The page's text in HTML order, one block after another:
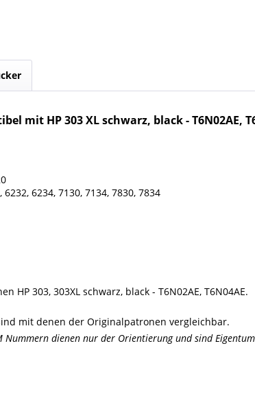
mit HP 303 XL schwarz, black - T6N02AE,
6232, 6234, 7130, 7134, 7830, 7834
HP 303, 303XL schwarz, black - T6N02AE, T6N04AE.
mit denen der Originalpatronen vergleichbar.
Nummern dienen nur der Orientierung und sind